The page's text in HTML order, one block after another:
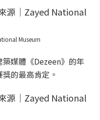
Museum
媒體《Dezeen》的年
的最高肯定。